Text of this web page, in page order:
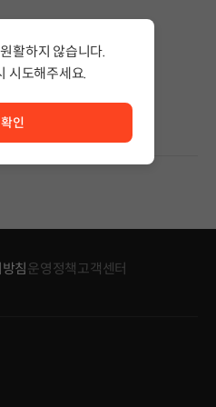
나 필터조건을 변경하세요.
침 운영정책고객센터
활하지 않습니다.
시도해주세요.
확인